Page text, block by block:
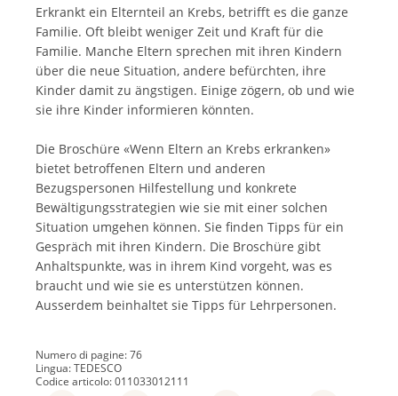
Erkrankt ein Elternteil an Krebs, betrifft es die ganze
Familie. Oft bleibt weniger Zeit und Kraft für die
Familie. Manche Eltern sprechen mit ihren Kindern
über die neue Situation, andere befürchten, ihre
Kinder damit zu ängstigen. Einige zögern, ob und wie
sie ihre Kinder informieren könnten.
Die Broschüre «Wenn Eltern an Krebs erkranken»
bietet betroffenen Eltern und anderen
Bezugspersonen Hilfestellung und konkrete
Bewältigungsstrategien wie sie mit einer solchen
Situation umgehen können. Sie finden Tipps für ein
Gespräch mit ihren Kindern. Die Broschüre gibt
Anhaltspunkte, was in ihrem Kind vorgeht, was es
braucht und wie sie es unterstützen können.
Ausserdem beinhaltet sie Tipps für Lehrpersonen.
Numero di pagine: 76
Lingua: TEDESCO
Codice articolo: 011033012111